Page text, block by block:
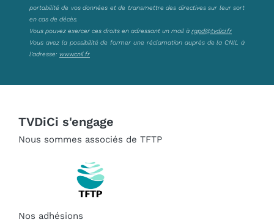
portabilité de vos données et de transmettre des directives sur leur sort
en cas de décès.
Vous pouvez exercer ces droits en adressant un mail à rgpd@tvdici.fr
Vous avez la possibilité de former une réclamation auprès de la CNIL à
l’adresse: www.cnil.fr
TVDiCi s'engage
Nous sommes associés de TFTP
Nos adhésions